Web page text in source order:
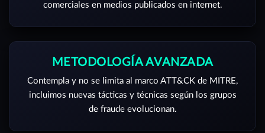
comerciales en medios publicados en internet.
METODOLOGÍA AVANZADA
Contempla y no se limita al marco ATT&CK de MITRE,
incluimos nuevas tácticas y técnicas según los grupos
de fraude evolucionan.